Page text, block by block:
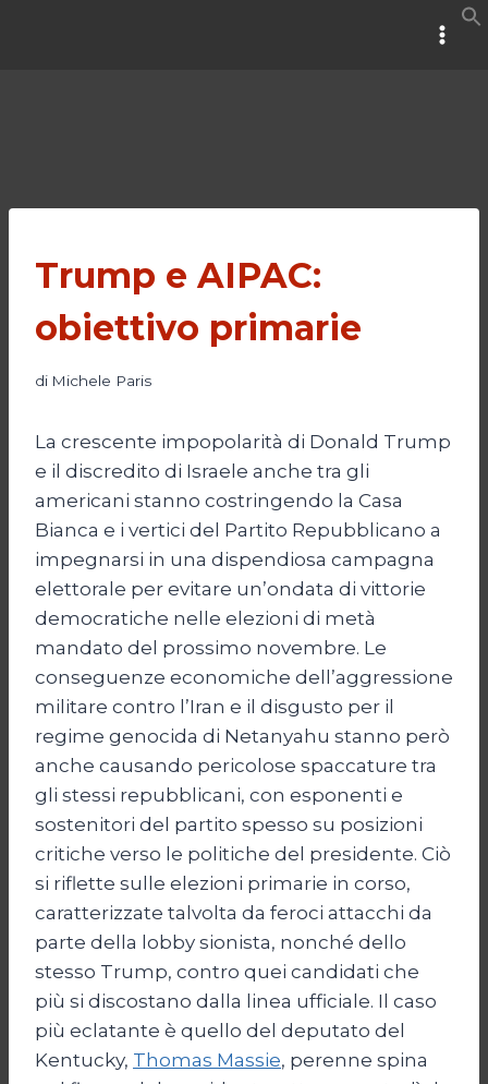
Trump e AIPAC:
obiettivo primarie
di Michele Paris
La crescente impopolarità di Donald Trump
e il discredito di Israele anche tra gli
americani stanno costringendo la Casa
Bianca e i vertici del Partito Repubblicano a
impegnarsi in una dispendiosa campagna
elettorale per evitare un’ondata di vittorie
democratiche nelle elezioni di metà
mandato del prossimo novembre. Le
conseguenze economiche dell’aggressione
militare contro l’Iran e il disgusto per il
regime genocida di Netanyahu stanno però
anche causando pericolose spaccature tra
gli stessi repubblicani, con esponenti e
sostenitori del partito spesso su posizioni
critiche verso le politiche del presidente. Ciò
si riflette sulle elezioni primarie in corso,
caratterizzate talvolta da feroci attacchi da
parte della lobby sionista, nonché dello
stesso Trump, contro quei candidati che
più si discostano dalla linea ufficiale. Il caso
più eclatante è quello del deputato del
Kentucky, Thomas Massie, perenne spina